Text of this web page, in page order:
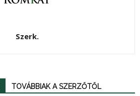
Szerk.
TOVÁBBIAK A SZERZŐTŐL